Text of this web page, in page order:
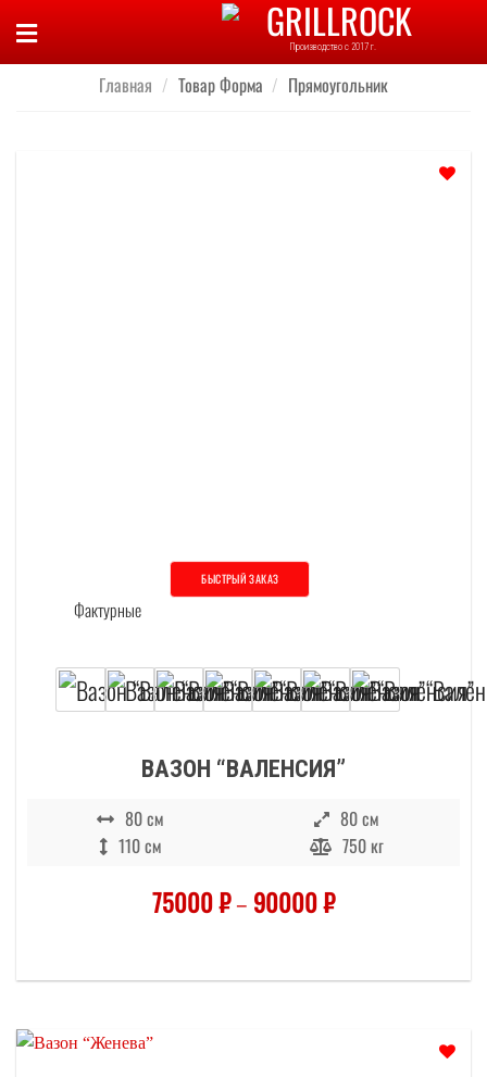
content
Производство с 2017 г.
Главная / Товар Форма / Прямоугольник
БЫСТРЫЙ ЗАКАЗ
ВАЗОН “ВАЛЕНСИЯ”
80 см
80 см
110 см
750 кг
75000₽– 90000₽